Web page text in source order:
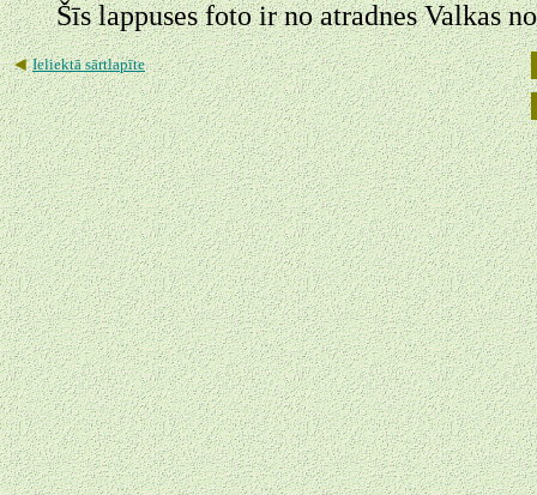
Šīs lappuses foto ir no atradnes Valkas
◄Ieliektā sārtlapīte